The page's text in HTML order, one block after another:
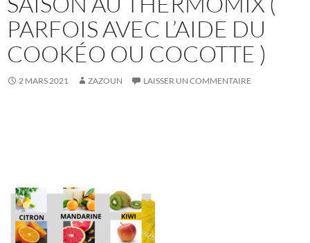
PARFOIS AVEC L’AIDE DU
COOKÉO OU COCOTTE )
2 MARS 2021 ZAZOUN LAISSER UN COMMENTAIRE